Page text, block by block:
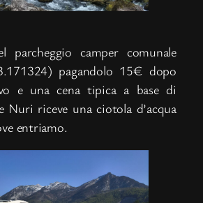
parcheggio camper comunale
pagandolo 15€ dopo
e una cena tipica a base di
Nuri riceve una ciotola d’acqua
entriamo.